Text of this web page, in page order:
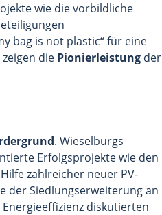
wie die vorbildliche
bag is not plastic“ für eine
die Pionierleistung der
. Wieselburgs
Erfolgsprojekte wie den
zahlreicher neuer PV-
der Siedlungserweiterung an
diskutierten